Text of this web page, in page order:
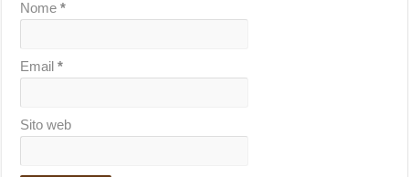
Nome*
Email*
Sito web